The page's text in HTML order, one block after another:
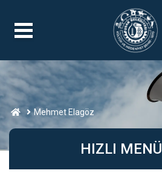
Mehmet Elagöz
HIZLI MENÜ